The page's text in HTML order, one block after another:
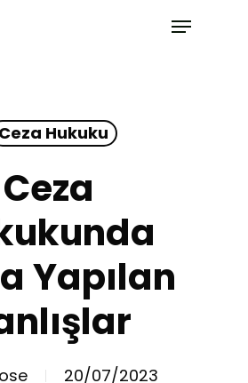
Menu
Ceza Hukuku
Ceza
Yapılan
20/07/2023